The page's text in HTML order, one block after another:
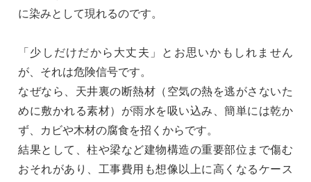
に染みとして現れるのです。
「少しだけだから大丈夫」とお思いかもしれません
が、それは危険信号です。
なぜなら、天井裏の断熱材（空気の熱を逃がさないた
めに敷かれる素材）が雨水を吸い込み、簡単には乾か
ず、カビや木材の腐食を招くからです。
結果として、柱や梁など建物構造の重要部位まで傷む
おそれがあり、工事費用も想像以上に高くなるケース